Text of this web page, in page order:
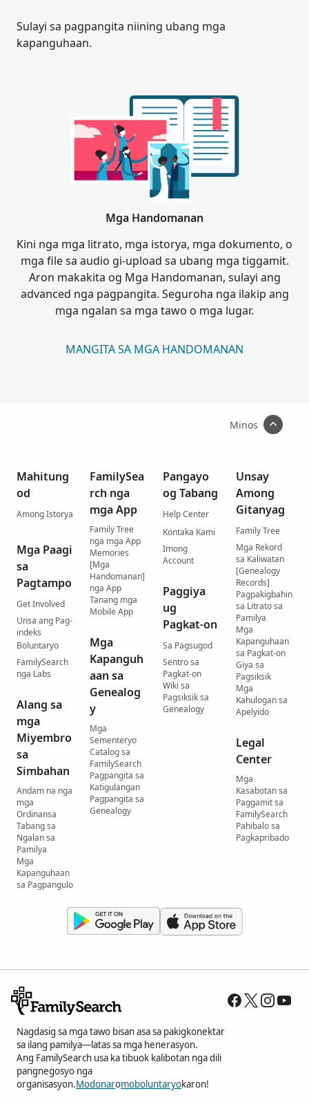
Sulayi sa pagpangita niining ubang mga
kapanguhaan.
Mga Handomanan
Kini nga mga litrato, mga istorya, mga dokumento, o
mga file sa audio gi-upload sa ubang mga tiggamit.
Aron makakita og Mga Handomanan, sulayi ang
advanced nga pagpangita. Seguroha nga ilakip ang
mga ngalan sa mga tawo o mga lugar.
MANGITA SA MGA HANDOMANAN
Minos
Mahitung
od
Among Istorya
Mga Paagi
sa
Pagtampo
Get Involved
Unsa ang Pag-
indeks
Boluntaryo
FamilySearch
nga Labs
Alang sa
mga
Miyembro
sa
Simbahan
Andam na nga
mga
Ordinansa
Tabang sa
Ngalan sa
Pamilya
Mga
Kapanguhaan
sa Pagpangulo
FamilySea
rch nga
mga App
Family Tree
nga mga App
Memories
[Mga
Handomanan]
nga App
Tanang mga
Mobile App
Mga
Kapanguh
aan sa
Genealog
y
Mga
Sementeryo
Catalog sa
FamilySearch
Pagpangita sa
Katigulangan
Pagpangita sa
Genealogy
Pangayo
og Tabang
Help Center
Kontaka Kami
Imong
Account
Paggiya
ug
Pagkat-on
Sa Pagsugod
Sentro sa
Pagkat-on
Wiki sa
Pagsiksik sa
Genealogy
Unsay
Among
Gitanyag
Family Tree
Mga Rekord
sa Kaliwatan
[Genealogy
Records]
Pagpakigbahin
sa Litrato sa
Pamilya
Mga
Kapanguhaan
sa Pagkat-on
Giya sa
Pagsiksik
Mga
Kahulogan sa
Apelyido
Legal
Center
Mga
Kasabotan sa
Paggamit sa
FamilySearch
Pahibalo sa
Pagkapribado
Nagdasig sa mga tawo bisan asa sa pakigkonektar
sa ilang pamilya—latas sa mga henerasyon.
Ang FamilySearch usa ka tibuok kalibotan nga dili
pangnegosyo nga
organisasyon.Modonaromoboluntaryokaron!